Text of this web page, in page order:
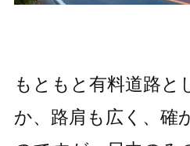
もともと有料道路と
か、路肩も広く、確